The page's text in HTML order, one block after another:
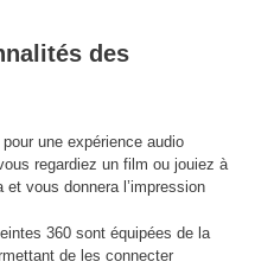
des
une expérience audio
regardiez un film ou jouiez à
vous donnera l’impression
360 sont équipées de la
de les connecter